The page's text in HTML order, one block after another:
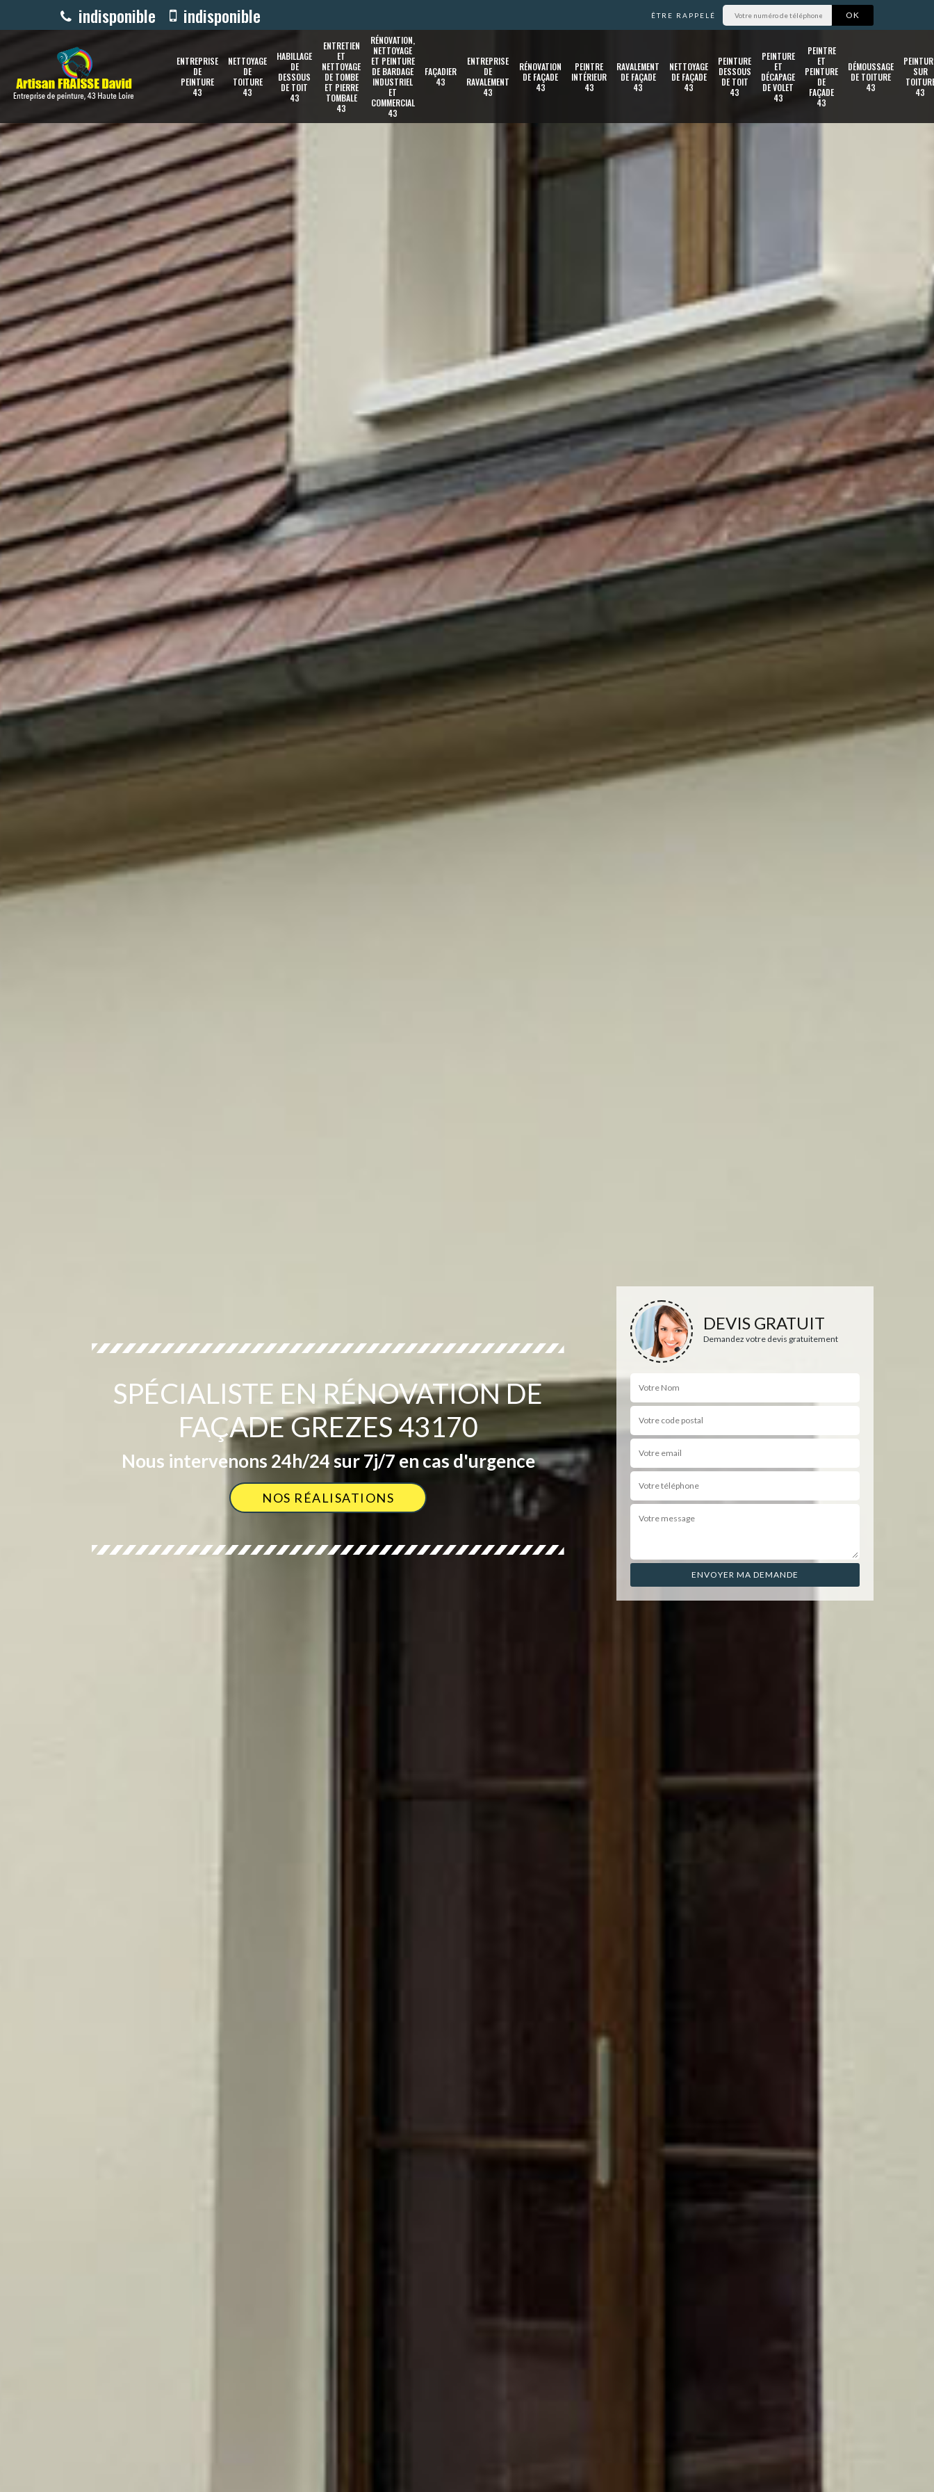
indisponible indisponible ÊTRE RAPPELÉ
ENTREPRISE
DE
PEINTURE
43
NETTOYAGE
DE
TOITURE
43
HABILLAGE
DE
DESSOUS
DE TOIT
43
ENTRETIEN
ET
NETTOYAGE
DE TOMBE
ET PIERRE
TOMBALE
43
RÉNOVATION,
NETTOYAGE
ET PEINTURE
DE BARDAGE
INDUSTRIEL
ET
COMMERCIAL
43
FAÇADIER
43
ENTREPRISE
DE
RAVALEMENT
43
RÉNOVATION
DE FAÇADE
43
PEINTRE
INTÉRIEUR
43
RAVALEMENT
DE FAÇADE
43
NETTOYAGE
DE FAÇADE
43
PEINTURE
DESSOUS
DE TOIT
43
PEINTURE
ET
DÉCAPAGE
DE VOLET
43
PEINTRE
ET
PEINTURE
DE
FAÇADE
43
DÉMOUSSAGE
DE TOITURE
43
SUR
43
SPÉCIALISTE EN RÉNOVATION DE
FAÇADE GREZES 43170
Nous intervenons 24h/24 sur 7j/7 en cas d'urgence
NOS RÉALISATIONS
DEVIS GRATUIT
Demandez votre devis gratuitement